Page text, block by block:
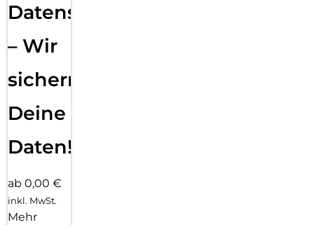
Datensicherung
– Wir
sichern
Deine
Daten!
ab 0,00 €
inkl. MwSt.
Mehr